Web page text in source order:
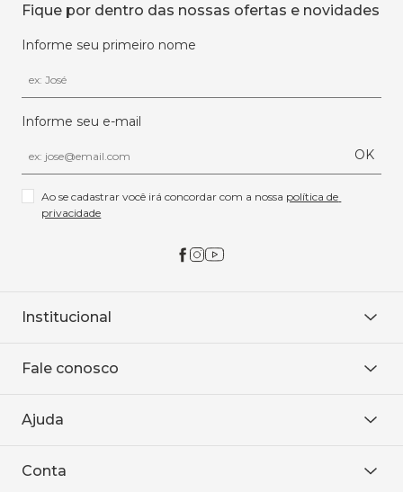
Fique por dentro das nossas ofertas e novidades
Informe seu primeiro nome
Informe seu e-mail
OK
Ao se cadastrar você irá concordar com a nossa política de
privacidade
Institucional
Onde encontrar
Baixe o APP
Fale conosco
WhatsApp
Ajuda
Política de entrega
Conta